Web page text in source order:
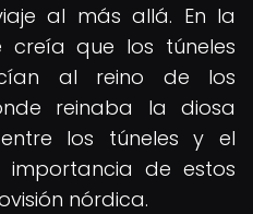
al más allá. En la
creía que los túneles
al reino de los
reinaba la diosa
los túneles y el
de estos
nórdica.